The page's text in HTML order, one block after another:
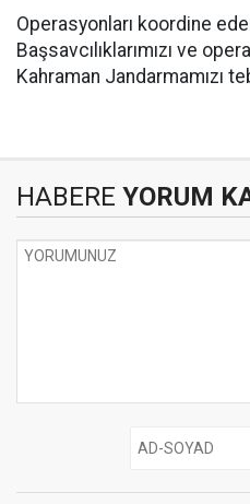
Operasyonları koordine
Başsavcılıklarımızı ve
Kahraman Jandarmamızı
HABERE YORUM